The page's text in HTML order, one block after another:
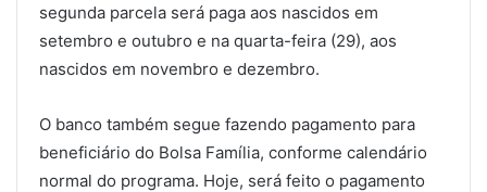
segunda parcela será paga aos nascidos em
setembro e outubro e na quarta-feira (29), aos
nascidos em novembro e dezembro.
O banco também segue fazendo pagamento para
beneficiário do Bolsa Família, conforme calendário
normal do programa. Hoje, será feito o pagamento